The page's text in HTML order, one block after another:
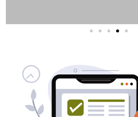
סוכנות ניהול מוניטין
שיווק ופרסום באינטרנט
כאן עבורך!
לפרטים